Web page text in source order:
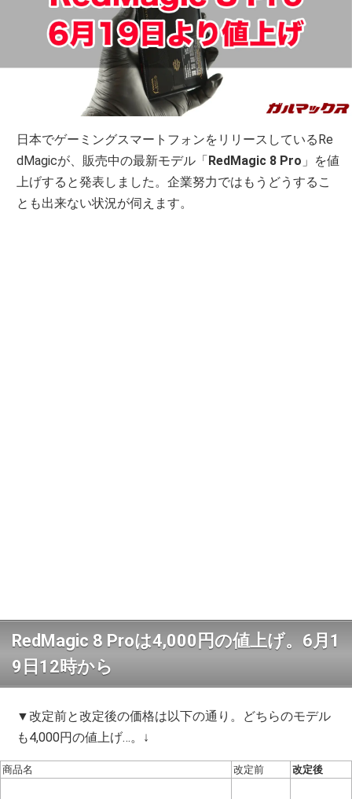
日本でゲーミングスマートフォンをリリースしているRe
dMagicが、販売中の最新モデル「 RedMagic 8 Pro 」を値
上げすると発表しました。企業努力ではもうどうするこ
とも出来ない状況が伺えます。
RedMagic 8 Proは4,000円の値上げ。6月1
9日12時から
▼改定前と改定後の価格は以下の通り。どちらのモデル
も4,000円の値上げ…。↓
商品名 改定前 改定後